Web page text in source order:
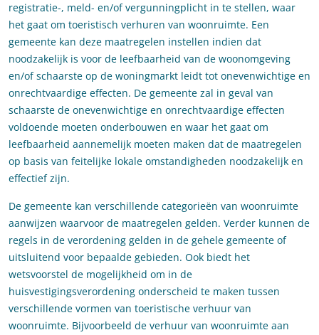
registratie-, meld- en/of vergunningplicht in te stellen, waar
het gaat om toeristisch verhuren van woonruimte. Een
gemeente kan deze maatregelen instellen indien dat
noodzakelijk is voor de leefbaarheid van de woonomgeving
en/of schaarste op de woningmarkt leidt tot onevenwichtige en
onrechtvaardige effecten. De gemeente zal in geval van
schaarste de onevenwichtige en onrechtvaardige effecten
voldoende moeten onderbouwen en waar het gaat om
leefbaarheid aannemelijk moeten maken dat de maatregelen
op basis van feitelijke lokale omstandigheden noodzakelijk en
effectief zijn.
De gemeente kan verschillende categorieën van woonruimte
aanwijzen waarvoor de maatregelen gelden. Verder kunnen de
regels in de verordening gelden in de gehele gemeente of
uitsluitend voor bepaalde gebieden. Ook biedt het
wetsvoorstel de mogelijkheid om in de
huisvestigingsverordening onderscheid te maken tussen
verschillende vormen van toeristische verhuur van
woonruimte. Bijvoorbeeld de verhuur van woonruimte aan